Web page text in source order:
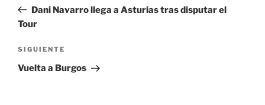
entradas
anterior:
Dani Navarro llega a Asturias tras disputar el
Tour
Siguiente
entrada
SIGUIENTE
Vuelta a Burgos